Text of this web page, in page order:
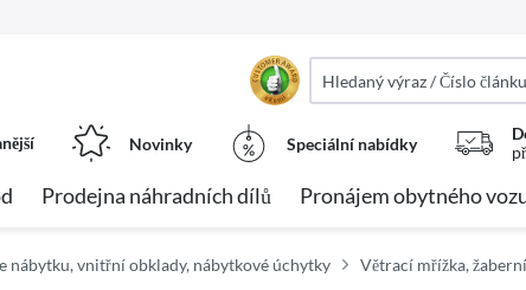
Novinky Speciální nabídky
Prodejna náhradních dílů Pronájem obytného
nábytku, vnitřní obklady, nábytkové úchytky Větrací mřížka,